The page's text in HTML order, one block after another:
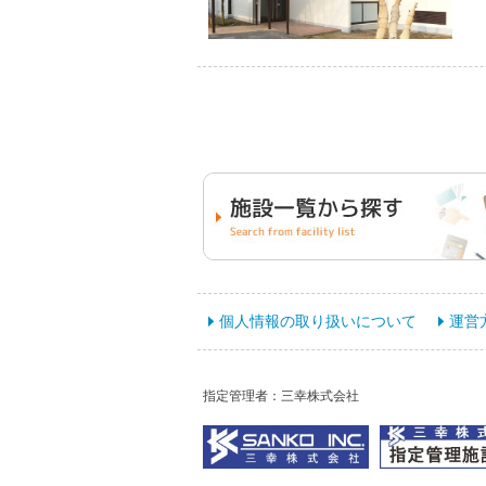
個人情報の取り扱いについて 運営
指定管理者：三幸株式会社